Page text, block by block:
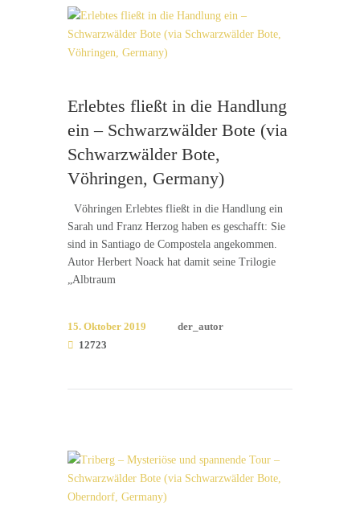
Erlebtes fließt in die Handlung
ein – Schwarzwälder Bote (via
Schwarzwälder Bote,
Vöhringen, Germany)
Vöhringen Erlebtes fließt in die Handlung ein
Sarah und Franz Herzog haben es geschafft: Sie
sind in Santiago de Compostela angekommen.
Autor Herbert Noack hat damit seine Trilogie
„Albtraum
15. Oktober 2019
der_autor
12723